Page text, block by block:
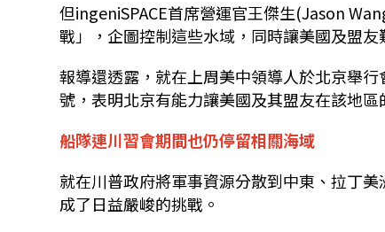
但ingeniSPACE首席營運官王傑生(Jason
戰」，企圖控制這些水域，同時讓美國及盟友
報導還透露，就在上周美中領導人於北京舉
號，表明北京有能力讓美國及其盟友在該地
船隊連川習會期間也仍停留相關海域
就在川普政府將軍事資源分散到中東、拉丁
成了日益嚴峻的挑戰。